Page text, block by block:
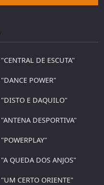
"CENTRAL DE ESCUTA"
"DANCE POWER"
"DISTO E DAQUILO"
"ANTENA DESPORTIVA"
"POWERPLAY"
"A QUEDA DOS ANJOS"
"UM CERTO ORIENTE"